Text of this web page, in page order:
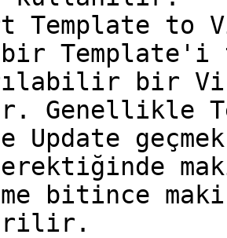
Template to
Template'i
bir
Genellikle
Update
bitince